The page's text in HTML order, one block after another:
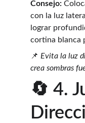
Consejo:
con la luz
lograr
cortina blanca
📌 Evita la luz
crea sombras
🔄 4.